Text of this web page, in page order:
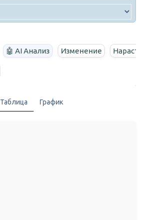
🤖 AI Анализ Изменение
Таблица График